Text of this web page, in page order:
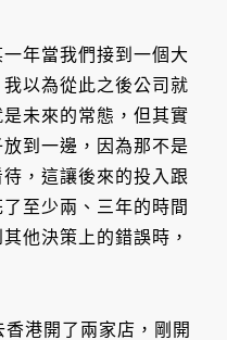
年當我們接到一個大
以為從此之後公司就
未來的常態，但其實
到一邊，因為那不是
，這讓後來的投入跟
至少兩、三年的時間
他決策上的錯誤時，
港開了兩家店，剛開